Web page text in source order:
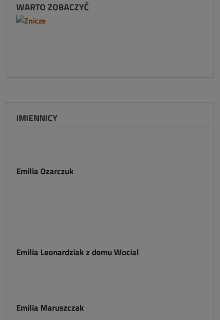
WARTO ZOBACZYĆ
IMIENNICY
Emilia Ozarczuk
Emilia Leonardziak z domu Wocial
Emilia Maruszczak